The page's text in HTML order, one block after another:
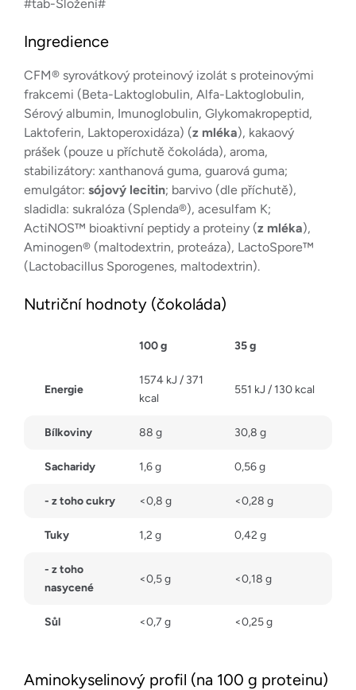
#tab-Složení#
Ingredience
CFM® syrovátkový proteinový izolát s proteinovými
frakcemi (Beta-Laktoglobulin, Alfa-Laktoglobulin,
Sérový albumin, Imunoglobulin, Glykomakropeptid,
Laktoferin, Laktoperoxidáza) (z mléka), kakaový
prášek (pouze u příchutě čokoláda), aroma,
stabilizátory: xanthanová guma, guarová guma;
emulgátor: sójový lecitin; barvivo (dle příchutě),
sladidla: sukralóza (Splenda®), acesulfam K;
ActiNOS™ bioaktivní peptidy a proteiny (z mléka),
Aminogen® (maltodextrin, proteáza), LactoSpore™
(Lactobacillus Sporogenes, maltodextrin).
Nutriční hodnoty (čokoláda)
100 g 35 g
Energie
1574 kJ / 371
kcal
551 kJ / 130 kcal
Bílkoviny 88 g 30,8 g
Sacharidy 1,6 g 0,56 g
- z toho cukry <0,8 g <0,28 g
Tuky 1,2 g 0,42 g
- z toho
nasycené
<0,5 g <0,18 g
Sůl <0,7 g <0,25 g
Aminokyselinový profil (na 100 g proteinu)